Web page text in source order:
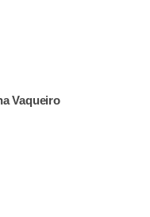
Vaqueiro